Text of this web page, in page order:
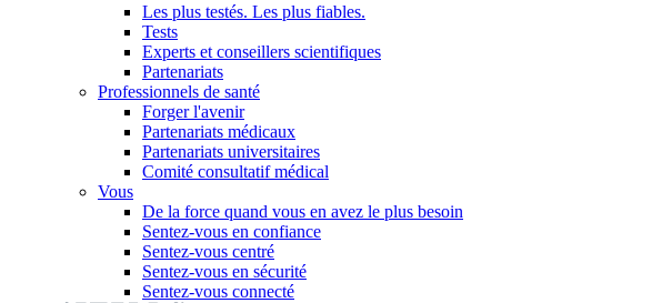
Les plus testés. Les plus fiables.
Tests
Experts et conseillers scientifiques
Partenariats
Professionnels de santé
Forger l'avenir
Partenariats médicaux
Partenariats universitaires
Comité consultatif médical
Vous
De la force quand vous en avez le plus besoin
Sentez-vous en confiance
Sentez-vous centré
Sentez-vous en sécurité
Sentez-vous connecté